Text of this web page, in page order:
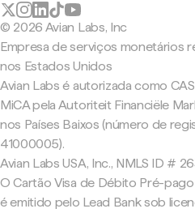
© 2026 Avian Labs, Inc
Empresa de serviços monetários
nos Estados Unidos
Avian Labs é autorizada como
MiCA pela Autoriteit Financiële
nos Países Baixos (número de
41000005).
Avian Labs USA, Inc., NMLS ID #
O Cartão Visa de Débito Pré-pago
é emitido pelo Lead Bank sob